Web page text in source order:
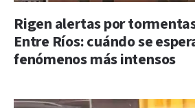
Rigen alertas por
Entre Ríos: cuándo se
fenómenos más intensos